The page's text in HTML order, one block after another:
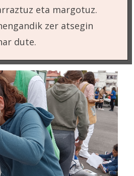
eta margotuz.
zer atsegin
dute.